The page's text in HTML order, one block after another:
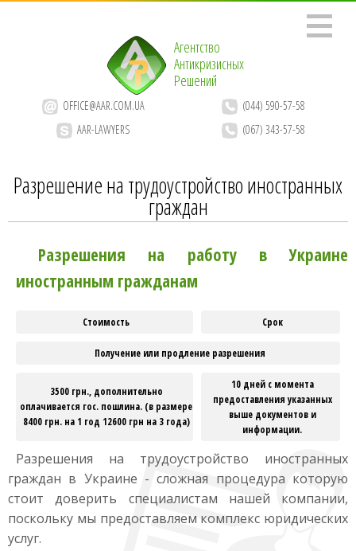
Агентство
Антикризисных
Решений
OFFICE@AAR.COM.UA
(044) 590-57-58
AAR-LAWYERS
(067) 343-57-58
Разрешение на трудоустройство иностранных
граждан
Разрешения на работу в Украине
иностранным гражданам
Стоимость Срок
Получение или продление разрешения
3500 грн., дополнительно
оплачивается гос. пошлина. (в размере
8400 грн. на 1 год 12600 грн на 3 года)
10 дней с момента
предоставления указанных
выше документов и
информации.
Разрешения на трудоустройство иностранных
граждан в Украине - сложная процедура которую
стоит доверить специалистам нашей компании,
поскольку мы предоставляем комплекс юридических
услуг.